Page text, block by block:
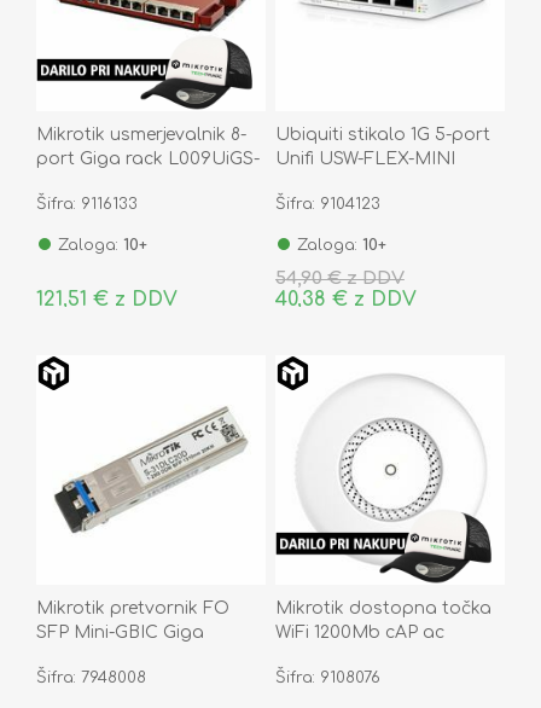
Mikrotik usmerjevalnik 8-
port Giga rack L009UiGS-
Šifra: 9116133
Zaloga: 10+
121,51 € z DDV
Ubiquiti stikalo 1G 5-port
Unifi USW-FLEX-MINI
Šifra: 9104123
Zaloga: 10+
54,90 € z DDV
40,38 € z DDV
Mikrotik pretvornik FO
SFP Mini-GBIC Giga
Šifra: 7948008
Mikrotik dostopna točka
WiFi 1200Mb cAP ac
Šifra: 9108076